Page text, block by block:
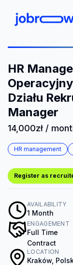
HR
Działu
Manager
14,000zł /
HR management
Register as
AVAILABILITY
1 Month
ENGAGEMENT
Full Time
Contract
LOCATION
Kraków,